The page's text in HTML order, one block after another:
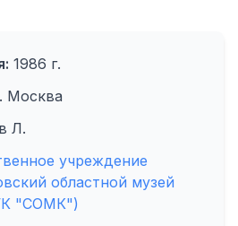
1986 г.
Москва
Л.
учреждение
областной музей
"СОМК")